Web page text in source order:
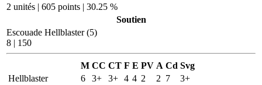
2 unités | 605 points | 30.25 %
Soutien
Escouade Hellblaster (5)
8 | 150
M CC CT F E PV A Cd Svg
Hellblaster
6 3+ 3+ 4 4 2 2 7
3+